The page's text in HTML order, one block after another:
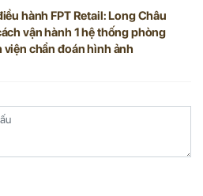
hành FPT Retail: Long Châu
vận hành 1 hệ thống phòng
viện chẩn đoán hình ảnh